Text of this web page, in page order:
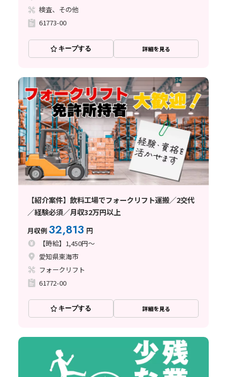
検査、その他
61773-00
キープする 詳細を見る
【紹介案件】飲料工場でフォークリフト運搬／2交代
／経験必須／月収32万円以上
月収例 32,813 円
【時給】1,450円～
愛知県東海市
フォークリフト
61772-00
キープする 詳細を見る